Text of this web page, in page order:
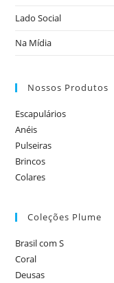
Lado Social
Na Mídia
Nossos Produtos
Escapulários
Anéis
Pulseiras
Brincos
Colares
Coleções Plume
Brasil com S
Coral
Deusas